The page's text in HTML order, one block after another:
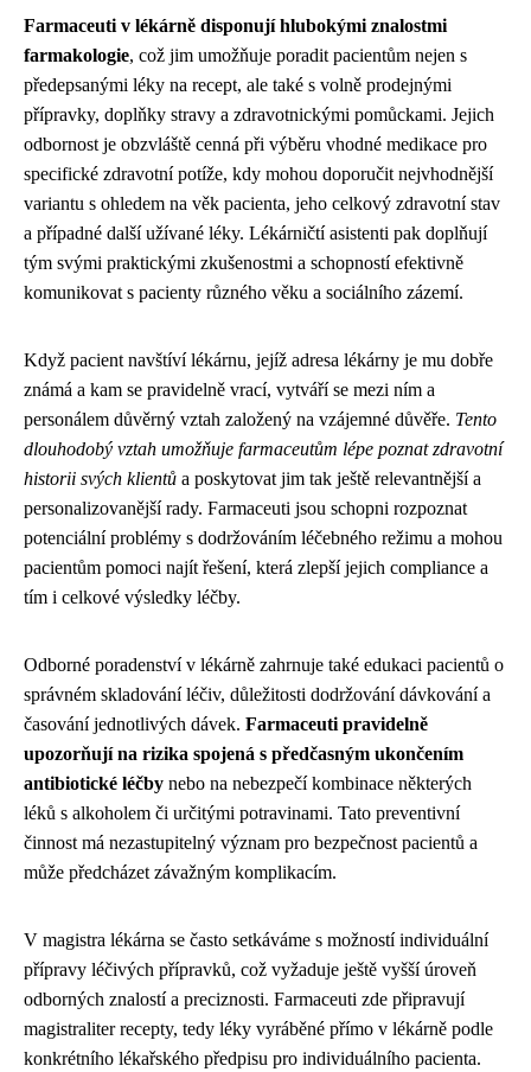
Farmaceuti v lékárně disponují hlubokými znalostmi
farmakologie, což jim umožňuje poradit pacientům nejen s
předepsanými léky na recept, ale také s volně prodejnými
přípravky, doplňky stravy a zdravotnickými pomůckami. Jejich
odbornost je obzvláště cenná při výběru vhodné medikace pro
specifické zdravotní potíže, kdy mohou doporučit nejvhodnější
variantu s ohledem na věk pacienta, jeho celkový zdravotní stav
a případné další užívané léky. Lékárničtí asistenti pak doplňují
tým svými praktickými zkušenostmi a schopností efektivně
komunikovat s pacienty různého věku a sociálního zázemí.
Když pacient navštíví lékárnu, jejíž adresa lékárny je mu dobře
známá a kam se pravidelně vrací, vytváří se mezi ním a
personálem důvěrný vztah založený na vzájemné důvěře. Tento
dlouhodobý vztah umožňuje farmaceutům lépe poznat zdravotní
historii svých klientů a poskytovat jim tak ještě relevantnější a
personalizovanější rady. Farmaceuti jsou schopni rozpoznat
potenciální problémy s dodržováním léčebného režimu a mohou
pacientům pomoci najít řešení, která zlepší jejich compliance a
tím i celkové výsledky léčby.
Odborné poradenství v lékárně zahrnuje také edukaci pacientů o
správném skladování léčiv, důležitosti dodržování dávkování a
časování jednotlivých dávek. Farmaceuti pravidelně
upozorňují na rizika spojená s předčasným ukončením
antibiotické léčby nebo na nebezpečí kombinace některých
léků s alkoholem či určitými potravinami. Tato preventivní
činnost má nezastupitelný význam pro bezpečnost pacientů a
může předcházet závažným komplikacím.
V magistra lékárna se často setkáváme s možností individuální
přípravy léčivých přípravků, což vyžaduje ještě vyšší úroveň
odborných znalostí a preciznosti. Farmaceuti zde připravují
magistraliter recepty, tedy léky vyráběné přímo v lékárně podle
konkrétního lékařského předpisu pro individuálního pacienta.